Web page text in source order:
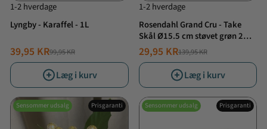
1-2 hverdage
Lyngby - Karaffel - 1L
NORMALPRIS
99,95 KR
TILBUDSPRIS
39,95 KR
Læg i kurv
1-2 hverdage
Rosendahl Grand Cru - Take
Skål Ø15.5 cm støvet grøn 2
stk.
NORMALPRIS
139,95 KR
TILBUDSPRIS
29,95 KR
Læg i kurv
Sensommer udsalg Prisgaranti Sensommer udsalg Prisgaranti